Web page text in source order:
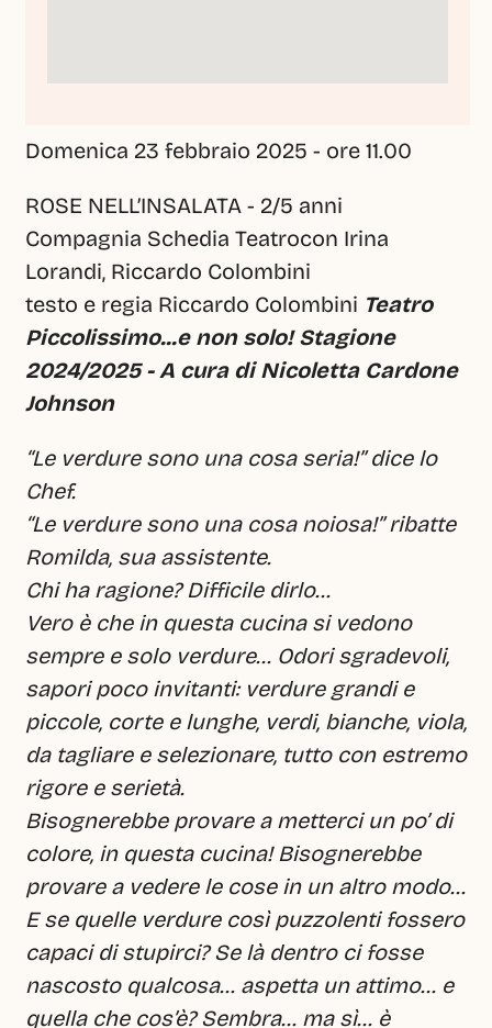
Domenica 23 febbraio 2025 - ore 11.00
ROSE NELL’INSALATA - 2/5 anni
Compagnia Schedia Teatrocon Irina
Lorandi, Riccardo Colombini
testo e regia Riccardo Colombini Teatro
Piccolissimo...e non solo! Stagione
2024/2025 - A cura di Nicoletta Cardone
Johnson
“Le verdure sono una cosa seria!” dice lo
Chef.
“Le verdure sono una cosa noiosa!” ribatte
Romilda, sua assistente.
Chi ha ragione? Difficile dirlo…
Vero è che in questa cucina si vedono
sempre e solo verdure… Odori sgradevoli,
sapori poco invitanti: verdure grandi e
piccole, corte e lunghe, verdi, bianche, viola,
da tagliare e selezionare, tutto con estremo
rigore e serietà.
Bisognerebbe provare a metterci un po’ di
colore, in questa cucina! Bisognerebbe
provare a vedere le cose in un altro modo…
E se quelle verdure così puzzolenti fossero
capaci di stupirci? Se là dentro ci fosse
nascosto qualcosa… aspetta un attimo… e
quella che cos’è? Sembra… ma sì… è